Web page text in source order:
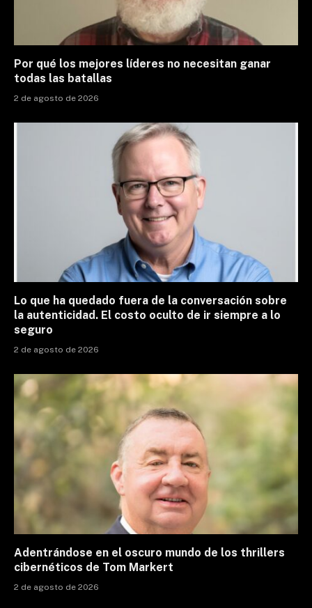
Por qué los mejores líderes no necesitan ganar
todas las batallas
2 de agosto de 2026
Lo que ha quedado fuera de la conversación sobre
la autenticidad. El costo oculto de ir siempre a lo
seguro
2 de agosto de 2026
Adentrándose en el oscuro mundo de los thrillers
cibernéticos de Tom Markert
2 de agosto de 2026